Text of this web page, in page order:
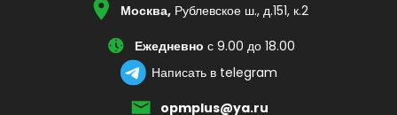
Москва, Рублевское ш., д.151, к.2
Ежедневно с 9.00 до 18.00
Написать в telegram
opmplus@ya.ru